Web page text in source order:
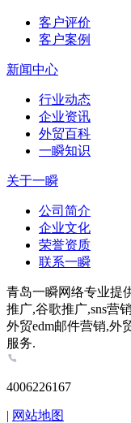
客户评价
客户案例
新闻中心
行业动态
企业资讯
外贸百科
一瞬知识
关于一瞬
公司简介
企业文化
荣誉资质
联系一瞬
青岛一瞬网络专业提
推广,谷歌推广,sns营
外贸edm邮件营销,外
服务.
4006226167
| 网站地图